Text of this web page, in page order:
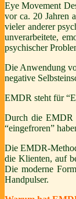
Eye Movement
vor ca. 20 Jahren
vieler anderer
unverarbeitete,
psychischer
Die Anwendung
negative
EMDR steht für
Durch die EMDR
“eingefroren”
Die EMDR-
die Klienten, auf
Die moderne
Handpulser.